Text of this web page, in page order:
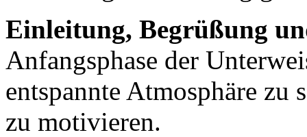
Einleitung, Begrüßung
Anfangsphase der
entspannte Atmosphäre zu
zu motivieren.